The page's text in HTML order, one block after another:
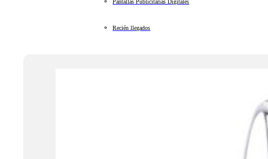
Recién llegados